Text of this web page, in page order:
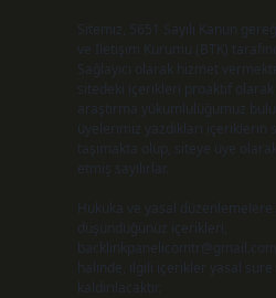
Sitemiz, 5651 Sayılı Kanun
ve İletişim Kurumu (BTK)
Sağlayıcı olarak hizmet
sitedeki içerikleri proaktif olarak
araştırma yükümlülüğümüz
üyelerimiz yazdıkları içeriklerin
taşımakta olup, siteye üye
etmiş sayılırlar.
Hukuka ve yasal düzenlemelere
düşündüğünüz içerikleri,
backlinkpanelicomtr@gmail.com
halinde, ilgili içerikler yasal süre
kaldırılacaktır.